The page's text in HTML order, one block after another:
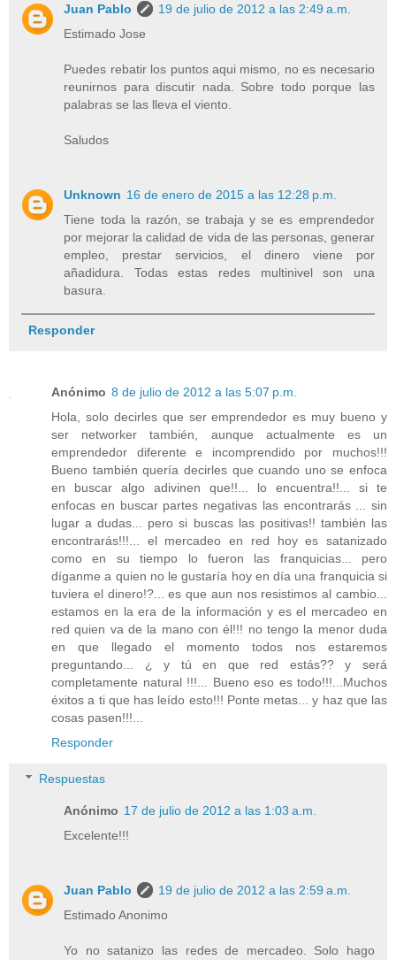
Juan Pablo
19 de julio de 2012 a las 2:49 a.m.
Estimado Jose
Puedes rebatir los puntos aqui mismo, no es necesario
reunirnos para discutir nada. Sobre todo porque las
palabras se las lleva el viento.
Saludos
Unknown 16 de enero de 2015 a las 12:28 p.m.
Tiene toda la razón, se trabaja y se es emprendedor
por mejorar la calidad de vida de las personas, generar
empleo, prestar servicios, el dinero viene por
añadidura. Todas estas redes multinivel son una
basura.
Responder
Anónimo 8 de julio de 2012 a las 5:07 p.m.
Hola, solo decirles que ser emprendedor es muy bueno y
ser networker también, aunque actualmente es un
emprendedor diferente e incomprendido por muchos!!!
Bueno también quería decirles que cuando uno se enfoca
en buscar algo adivinen que!!... lo encuentra!!... si te
enfocas en buscar partes negativas las encontrarás ... sin
lugar a dudas... pero si buscas las positivas!! también las
encontrarás!!!... el mercadeo en red hoy es satanizado
como en su tiempo lo fueron las franquicias... pero
díganme a quien no le gustaría hoy en día una franquicia si
tuviera el dinero!?... es que aun nos resistimos al cambio...
estamos en la era de la información y es el mercadeo en
red quien va de la mano con él!!! no tengo la menor duda
en que llegado el momento todos nos estaremos
preguntando... ¿ y tú en que red estás?? y será
completamente natural !!!... Bueno eso es todo!!!...Muchos
éxitos a ti que has leído esto!!! Ponte metas... y haz que las
cosas pasen!!!...
Responder
Respuestas
Anónimo 17 de julio de 2012 a las 1:03 a.m.
Excelente!!!
Juan Pablo
19 de julio de 2012 a las 2:59 a.m.
Estimado Anonimo
Yo no satanizo las redes de mercadeo. Solo hago